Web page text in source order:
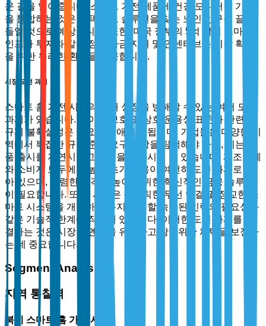
운 길을 열어줍니다. 스마트 가전 제품에 건강 모니터링 기능
을 통합하는 것은 재택 의료 솔루션을 찾는 노인 인구를 끌어
들일 것으로 예상됩니다. 또한, 미국 정부의 5억 달러 스마트
인프라 투자와 같은 정부 자금 지원 및 인센티브는 시장 확장
을 위한 유리한 환경을 제공합니다.
시장 도전 과제
스마트 홈 가전 시장의 미래 성장을 방해할 수 있는 여러 도전
과제가 있습니다. 데이터 보호 및 상호 운용성 표준과 관련된
규제 불확실성은 중요한 장애물이 됩니다. 기업들은 다양한 지
역에서 복잡한 규정 준수 요구 사항을 탐색해야 하며, 이는 제
품 출시를 지연시키고 비용을 증가시킬 수 있습니다. 제조업체
와 소비자 모두에게 높은 초기 비용이 여전히 도전 과제로 남
아 있으며, 저렴한 가격을 높이기 위한 혁신적인 금융 솔루션
이 필요합니다. 또한, 시장은 불규칙한 무선 연결 및 정교한 스
마트 시스템을 개발하고 유지 관리할 숙련된 인력의 필요성과
같은 기술적 한계에 직면해 있습니다. 이러한 도전 과제를 해
결하는 것은 시장 모멘텀을 유지하고 광범위한 채택을 보장하
는 데 중요합니다.
Segment Analysis
지역 통찰력
북미 스마트 홈 가전 시장